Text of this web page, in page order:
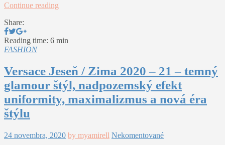
Continue reading
Share:
Reading time: 6 min
FASHION
Versace Jeseň / Zima 2020 – 21 – temný
glamour štýl, nadpozemský efekt
uniformity, maximalizmus a nová éra
štýlu
24 novembra, 2020 by myamirell Nekomentované